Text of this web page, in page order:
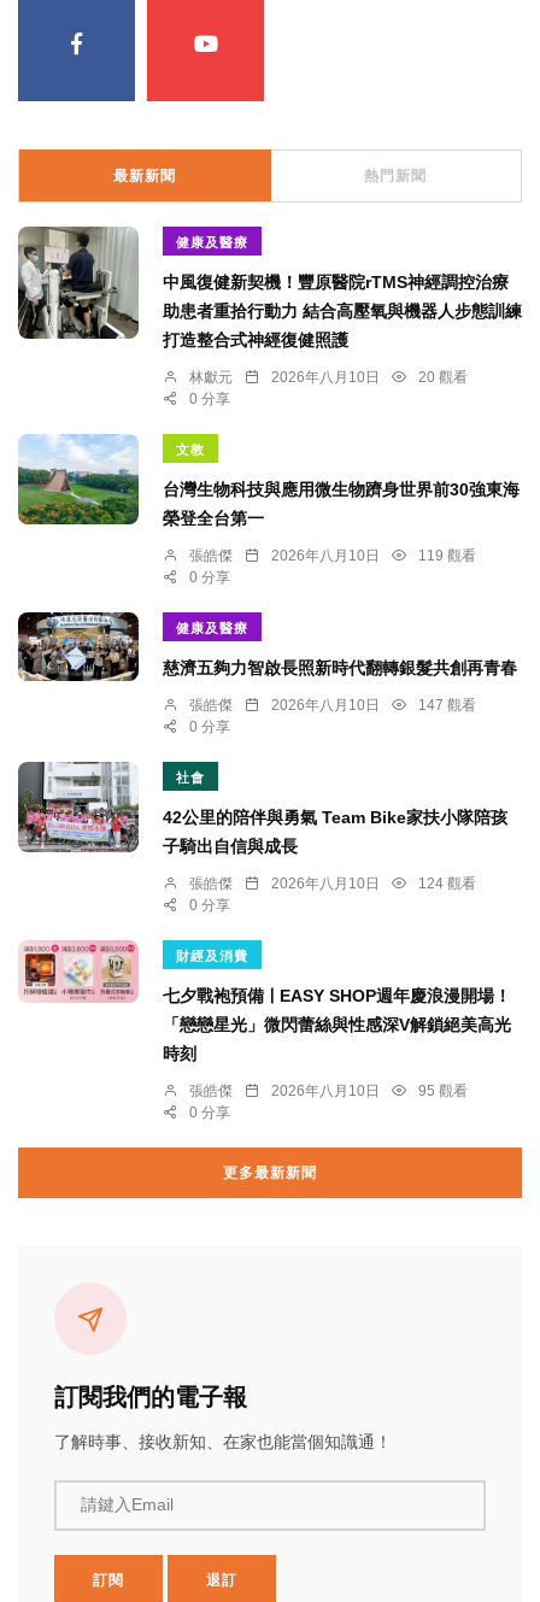
最新新聞 熱門新聞
健康及醫療
中風復健新契機！豐原醫院rTMS神經調控治療
助患者重拾行動力 結合高壓氧與機器人步態訓練
打造整合式神經復健照護
林獻元 2026年八月10日
20 觀看
0 分享
文教
台灣生物科技與應用微生物躋身世界前30強東海
榮登全台第一
張皓傑 2026年八月10日
119 觀看
0 分享
健康及醫療
慈濟五夠力智啟長照新時代翻轉銀髮共創再青春
張皓傑 2026年八月10日
147 觀看
0 分享
社會
42公里的陪伴與勇氣 Team Bike家扶小隊陪孩
子騎出自信與成長
張皓傑 2026年八月10日
124 觀看
0 分享
財經及消費
七夕戰袍預備ￜEASY SHOP週年慶浪漫開場！
「戀戀星光」微閃蕾絲與性感深V解鎖絕美高光
時刻
張皓傑 2026年八月10日
95 觀看
0 分享
更多最新新聞
訂閱我們的電子報
了解時事、接收新知、在家也能當個知識通！
請鍵入Email
訂閱 退訂